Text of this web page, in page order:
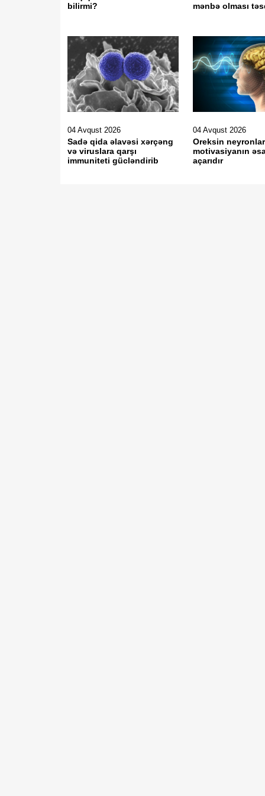
bilirmi?
mənbə olması
04 Avqust 2026
Sadə qida əlavəsi xərçəng
və viruslara qarşı
immuniteti gücləndirib
04 Avqust 2026
Oreksin
motivasiyanın
açarıdır